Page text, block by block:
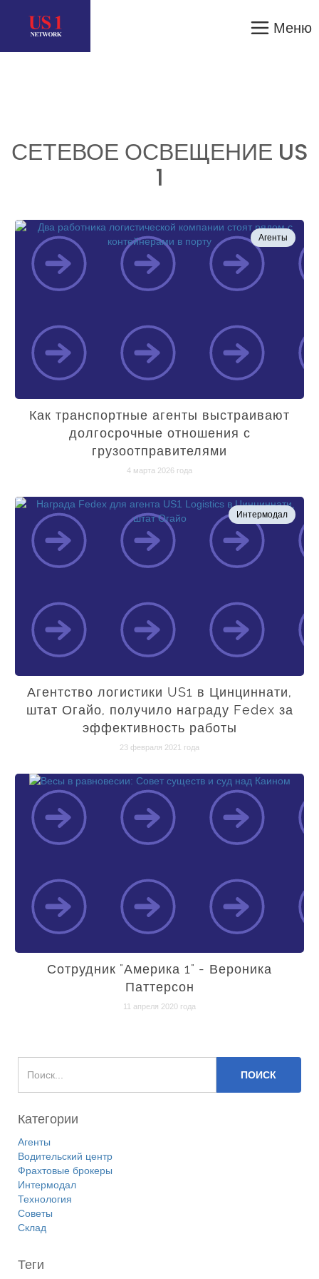
Меню
СЕТЕВОЕ ОСВЕЩЕНИЕ US
1
Агенты
Как транспортные агенты выстраивают
долгосрочные отношения с
грузоотправителями
4 марта 2026 года
Интермодал
Агентство логистики US1 в Цинциннати,
штат Огайо, получило награду Fedex за
эффективность работы
23 февраля 2021 года
Сотрудник "Америка 1" - Вероника
Паттерсон
11 апреля 2020 года
Категории
Агенты
Водительский центр
Фрахтовые брокеры
Интермодал
Технология
Советы
Склад
Теги